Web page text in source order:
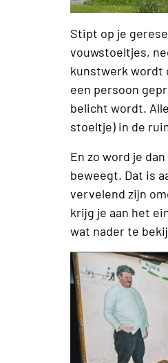
Stipt op je
vouwstoeltjes,
kunstwerk wordt
een persoon
belicht wordt.
stoeltje) in de
En zo word je
beweegt. Dat is
vervelend zijn
krijg je aan het
wat nader te